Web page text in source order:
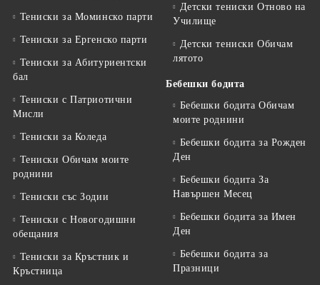
Тениски за Mоминско парти
Тениски за Eргенско парти
Тениски за Aбитуриентски
бал
Тениски с Патриотични
Мисли
Тениски за Коледа
Тениски Обичам моите
роднини
Тениски със Зодии
Тениски с Новогодишни
обещания
Тениски за Кръстник и
Кръстница
Детски тениски Отново на
Училище
Детски тениски Обичам
лятото
Бебешки бодита
Бебешки бодита Обичам
моите роднини
Бебешки бодита за Рожден
Ден
Бебешки бодита За
Навършен Месец
Бебешки бодита за Имен
Ден
Бебешки бодита за
Празници